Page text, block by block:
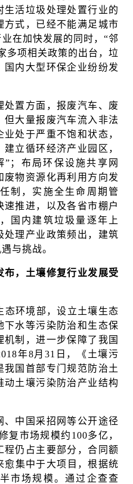
生活垃圾处理处置行业的
方式，已经不能满足城市
在加快发展的同时，“邻
多项相关政策的出台，垃
内大型环保企业纷纷发
处置方面，报废汽车、废
但大量报废汽车流入非法
处于严重不饱和状态，
立循环经济产业园区，
；布局环保设施共享网
物资源化再利用方向发
制，实施全生命周期管
推进，以及各省市棚户
国内建筑垃圾量逐年上
处理产业政策频出，建筑
与挑战。
布，土壤修复行业发展受
态环境部，设立土壤生态
下水等污染防治和生态保
制，进一步保障了我国
年8月31日，《土壤污
国首部专门规范防治土
土壤污染防治产业结构
、中国采招网等公开途径
复市场规模约100多亿，
仍占主要部分，合同额
愈集中于大项目，根据统
市场规模。通过企查查